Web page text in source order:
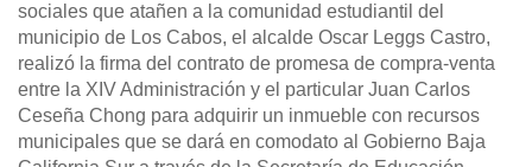
sociales que atañen a la comunidad estudiantil del
municipio de Los Cabos, el alcalde Oscar Leggs Castro,
realizó la firma del contrato de promesa de compra-venta
entre la XIV Administración y el particular Juan Carlos
Ceseña Chong para adquirir un inmueble con recursos
municipales que se dará en comodato al Gobierno Baja